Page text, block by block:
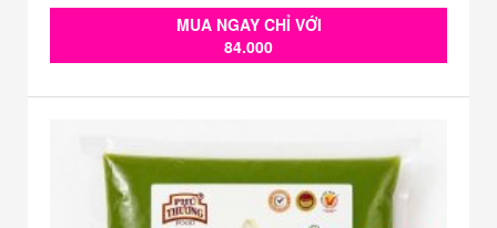
MUA NGAY CHỈ VỚI
84.000